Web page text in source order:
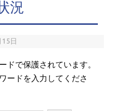
況
日
ドで保護されています。
ードを入力してくださ